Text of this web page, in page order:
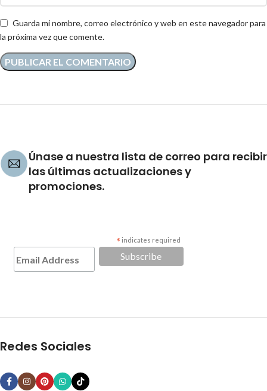
Guarda mi nombre, correo electrónico y web en este navegador para
la próxima vez que comente.
Únase a nuestra lista de correo para recibir
las últimas actualizaciones y
promociones.
* indicates required
Redes Sociales